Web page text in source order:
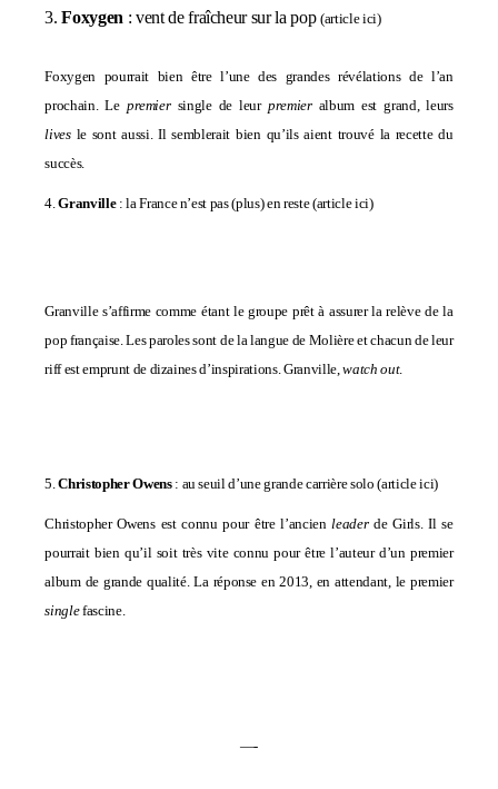
3. Foxygen : vent de fraîcheur sur la pop (article ici)
Foxygen pourrait bien être l’une des grandes révélations de l’an
prochain. Le premiersingle de leur premieralbum est grand, leurs
livesle sont aussi. Il semblerait bien qu’ils aient trouvé la recette du
succès.
4.Granville : la France n’est pas (plus) en reste(article ici)
Granville s’affirme comme étant le groupe prêt à assurer la relève de la
pop française. Les paroles sont de la langue de Molière et chacun de leur
riff est emprunt de dizaines d’inspirations. Granville,watch out.
5.Christopher Owens: au seuil d’une grande carrière solo (article ici)
Christopher Owens est connu pour être l’ancienleaderde Girls. Il se
pourrait bien qu’il soit très vite connu pour être l’auteur d’un premier
album de grande qualité. La réponse en 2013, en attendant, le premier
singlefascine.
—-